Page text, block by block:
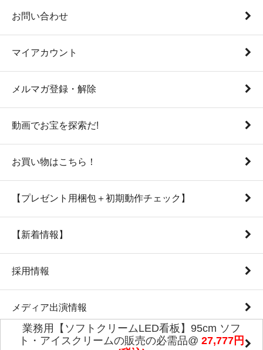
業務用【ソフトクリームLED看板】95cm ソフ
ト・アイスクリームの販売の必需品@ 27,777円
お問い合わせ
マイアカウント
メルマガ登録・解除
動画でお宝を探索だ!
お買い物はこちら！
【プレゼント用梱包＋初期動作チェック】
【新着情報】
採用情報
メディア出演情報
本社ウェブサイト